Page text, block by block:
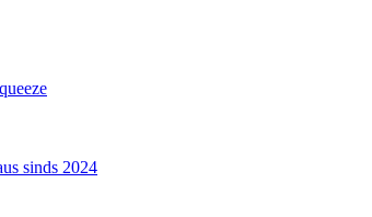
sinds 2024